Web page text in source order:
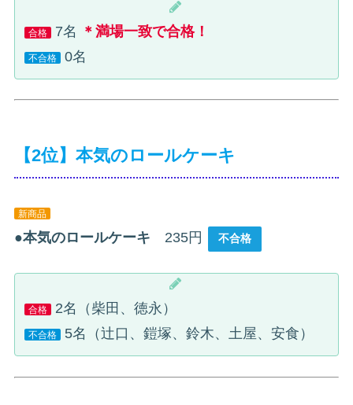
合格 7名 ＊満場一致で合格！
不合格 0名
【2位】本気のロールケーキ
新商品
●本気のロールケーキ 235円 不合格
合格 2名（柴田、徳永）
不合格 5名（辻口、鎧塚、鈴木、土屋、安食）